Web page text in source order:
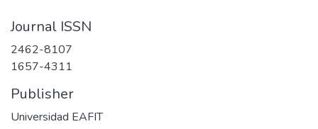
Journal ISSN
2462-8107
1657-4311
Publisher
Universidad EAFIT